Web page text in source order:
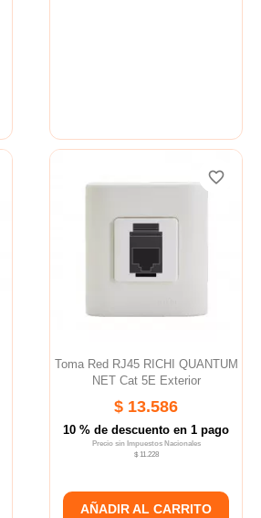
Toma Red RJ45 RICHI QUANTUM
NET Cat 5E Exterior
$ 13.586
10 % de descuento en 1 pago
Precio sin Impuestos Nacionales
$ 11.228
AÑADIR AL CARRITO
favorite_border
favorite_border
favorite_border